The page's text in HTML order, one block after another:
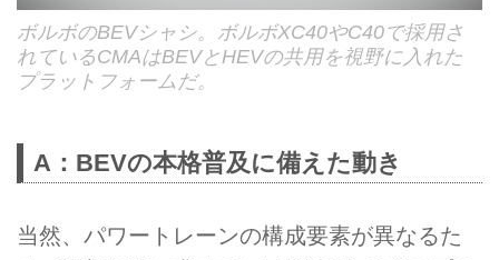
ボルボのBEVシャシ。ボルボXC40やC40で採用さ
れているCMAはBEVとHEVの共用を視野に入れた
プラットフォームだ。
A：BEVの本格普及に備えた動き
当然、パワートレーンの構成要素が異なるた